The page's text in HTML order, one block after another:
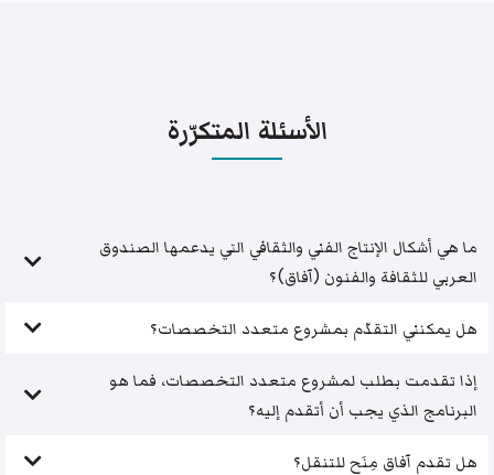
الأسئلة المتكرّرة
ما هي أشكال الإنتاج الفني والثقافي التي يدعمها الصندوق
العربي للثقافة والفنون (آفاق)؟
هل يمكنني التقدّم بمشروع متعدد التخصصات؟
إذا تقدمت بطلب لمشروع متعدد التخصصات، فما هو
البرنامج الذي يجب أن أتقدم إليه؟
هل تقدم آفاق مِنَح للتنقل؟